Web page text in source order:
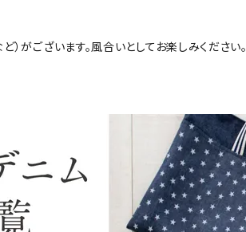
）がございます。風合いとしてお楽しみください。